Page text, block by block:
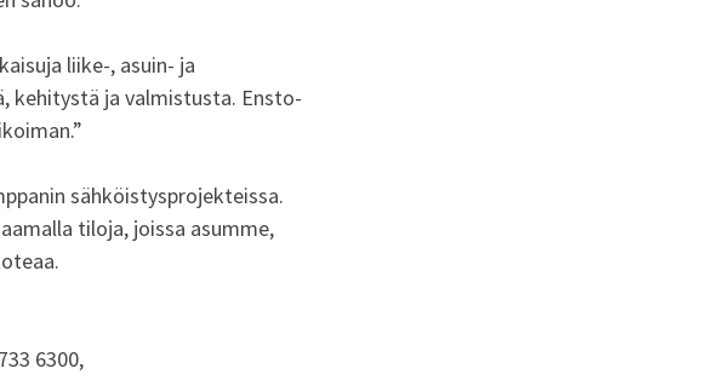
liike-, asuin- ja
ja valmistusta. Ensto-
sähköistysprojekteissa.
tiloja, joissa asumme,
6300,